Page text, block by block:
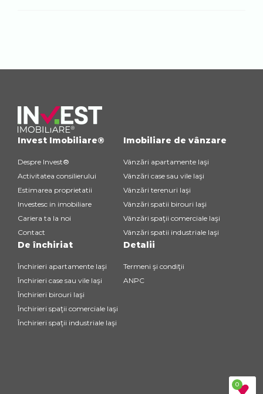
0
Invest Imobiliare®
Despre Invest®
Activitatea consilierului
Estimarea proprietatii
Investesc in imobiliare
Cariera ta la noi
Contact
Imobiliare de vânzare
Vânzări apartamente Iaşi
Vânzări case sau vile Iaşi
Vânzări terenuri Iaşi
Vânzări spatii birouri Iaşi
Vânzări spaţii comerciale Iaşi
Vânzări spatii industriale Iaşi
De închiriat
Închirieri apartamente Iaşi
Închirieri case sau vile Iaşi
Închirieri birouri Iaşi
Închirieri spaţii comerciale Iaşi
Închirieri spaţii industriale Iaşi
Detalii
Termeni şi condiţii
ANPC